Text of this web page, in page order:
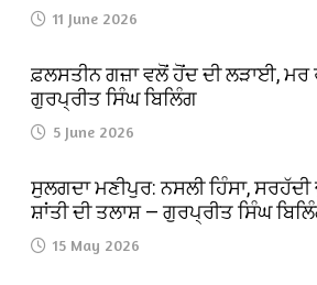
11 June 2026
ਫ਼ਲਸਤੀਨ ਗਜ਼ਾ ਵਲੋਂ ਹੋਂਦ ਦੀ ਲੜਾਈ, ਮਰ
ਗੁਰਪ੍ਰੀਤ ਸਿੰਘ ਬਿਲਿੰਗ
5 June 2026
ਸੁਲਗਦਾ ਮਣੀਪੁਰ: ਨਸਲੀ ਹਿੰਸਾ,
ਸ਼ਾਂਤੀ ਦੀ ਤਲਾਸ਼ — ਗੁਰਪ੍ਰੀਤ ਸਿੰਘ
15 May 2026